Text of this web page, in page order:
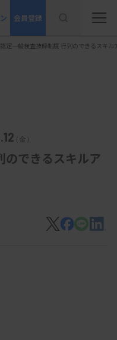
会員登録
認定一般検査技師制度 行列のできるスキル
（金）
のできるスキルア